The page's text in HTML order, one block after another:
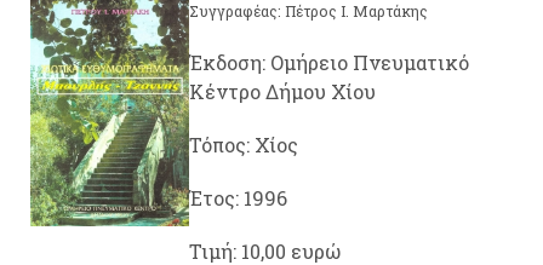
Συγγραφέας: Πέτρος Ι. Μαρτάκης
Έκδοση: Ομήρειο Πνευματικό
Κέντρο Δήμου Χίου
Τόπος: Χίος
Έτος: 1996
Τιμή: 10,00 ευρώ